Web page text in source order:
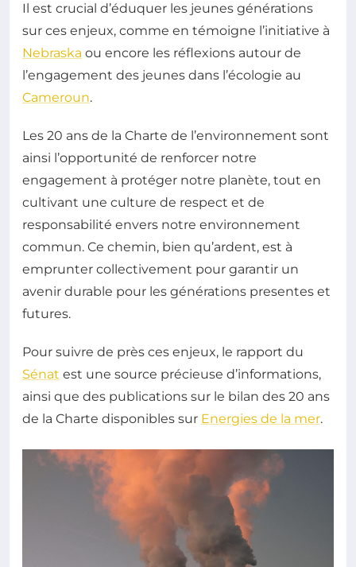
Il est crucial d’éduquer les jeunes générations
sur ces enjeux, comme en témoigne l’initiative à
Nebraska ou encore les réflexions autour de
l’engagement des jeunes dans l’écologie au
Cameroun.
Les 20 ans de la Charte de l’environnement sont
ainsi l’opportunité de renforcer notre
engagement à protéger notre planète, tout en
cultivant une culture de respect et de
responsabilité envers notre environnement
commun. Ce chemin, bien qu’ardent, est à
emprunter collectivement pour garantir un
avenir durable pour les générations presentes et
futures.
Pour suivre de près ces enjeux, le rapport du
Sénat est une source précieuse d’informations,
ainsi que des publications sur le bilan des 20 ans
de la Charte disponibles sur Energies de la mer.